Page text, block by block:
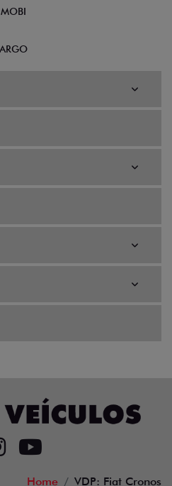
MOBI
ARGO
Home VDP: Fiat Cronos